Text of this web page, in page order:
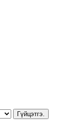
Гүйцэтгэ.